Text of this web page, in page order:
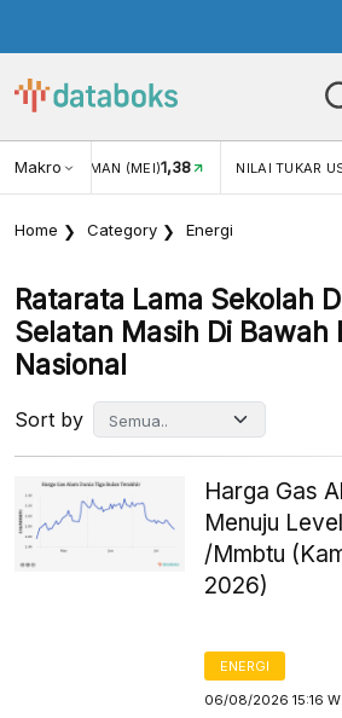
MakroWISMAN (MEI)1,38 NILAI TUKAR
Home Category Energi
Ratarata Lama Sekolah
Selatan Masih Di Bawah
Nasional
Sort by
Harga Gas
Menuju
/Mmbtu
2026)
ENERGI
06/08/2026 15:16